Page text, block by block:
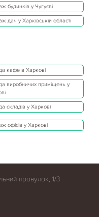
будинків у Чугуєві
дач у Харківській області
кафе в Харкові
виробничих приміщень у
складів у Харкові
офісів у Харкові
провулок, 1/3